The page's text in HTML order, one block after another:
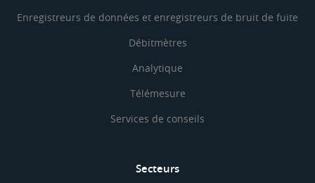
Enregistreurs de données et enregistreurs de bruit de fuite
Débitmètres
Analytique
Télémesure
Services de conseils
Secteurs